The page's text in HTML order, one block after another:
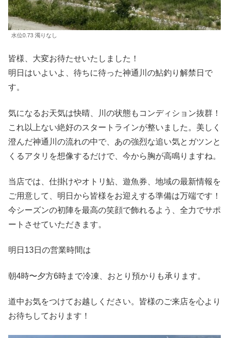
水位0.73 濁りなし
皆様、大変お待たせいたしました！
明日はいよいよ、待ちに待った神通川の鮎釣り解禁日で
す。
気になるお天気は快晴、川の状態もコンディション抜群！
これ以上ない絶好のスタートラインが整いました。美しく
澄んだ神通川の流れの中で、あの強烈な追い気とガツンと
くるアタリを想像するだけで、今から胸が高鳴りますね。
当店では、仕掛けやオトリ鮎、遊魚券、地域の最新情報を
ご用意して、明日から皆様をお迎えする準備は万端です！
今シーズンの初陣を最高の笑顔で飾れるよう、全力でサポ
ートさせていただきます。
明日13日の営業時間は
朝4時〜夕方6時まで冷凍、おとり預かりも承ります。
道中お気をつけてお越しください。皆様のご来店を心より
お待ちしております！